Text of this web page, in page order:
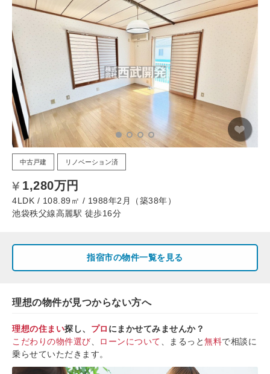
中古戸建 リノベーション済
1,280万円
4LDK / 108.89㎡ / 1988年2月（築38年）
池袋秩父線高麗駅 徒歩16分
指宿市の物件一覧を見る
理想の物件が見つからない方へ
理想の住まい探し、 プロ にまかせてみませんか？
こだわりの物件選び
ローンについて 、まるっと無料で相談に
乗らせていただきます。